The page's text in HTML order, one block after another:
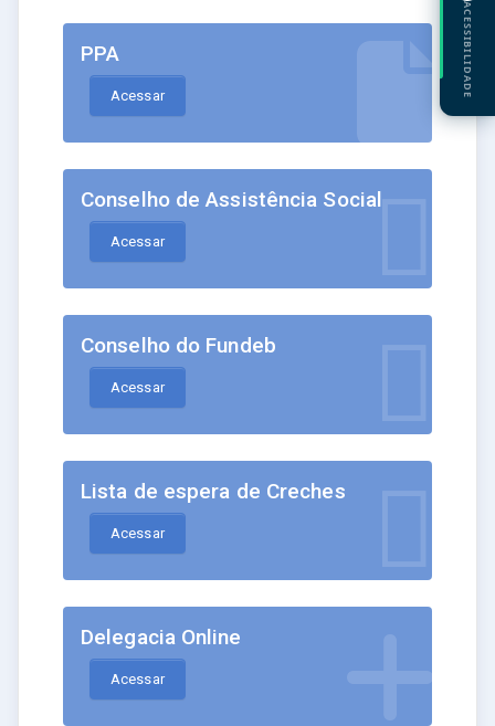
PPA
Acessar
Conselho de Assistência Social
Acessar
Conselho do Fundeb
Acessar
Lista de espera de Creches
Acessar
Delegacia Online
Acessar
ACESSIBILIDADE